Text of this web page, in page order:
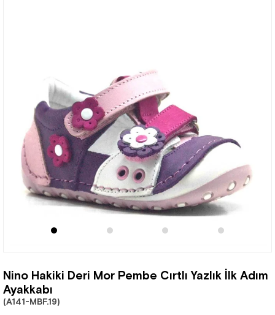
Nino Hakiki Deri Mor Pembe Cırtlı Yazlık İlk Adım
Ayakkabı
(A141-MBF.19)